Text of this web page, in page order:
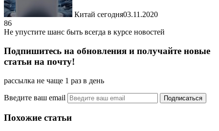
Китай сегодня03.11.2020
86
Не упустите шанс быть всегда в курсе новостей
Подпишитесь на обновления и получайте новые
статьи на почту!
рассылка не чаще 1 раз в день
Введите ваш email
Похожие статьи